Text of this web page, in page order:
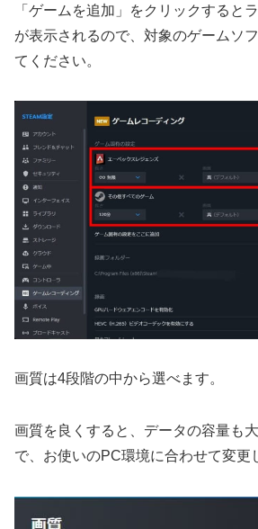
「ゲームを追加」をクリックすると
が表示されるので、対象のゲームソ
てください。
画質は4段階の中から選べます。
画質を良くすると、データの容量も
で、お使いのPC環境に合わせて変更